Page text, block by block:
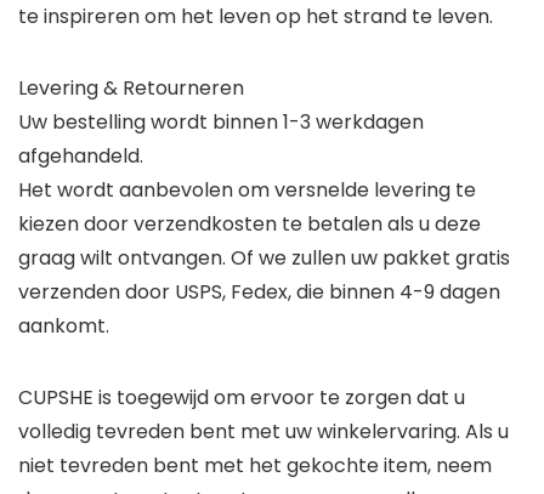
te inspireren om het leven op het strand te leven.
Levering & Retourneren
Uw bestelling wordt binnen 1-3 werkdagen
afgehandeld.
Het wordt aanbevolen om versnelde levering te
kiezen door verzendkosten te betalen als u deze
graag wilt ontvangen. Of we zullen uw pakket gratis
verzenden door USPS, Fedex, die binnen 4-9 dagen
aankomt.
CUPSHE is toegewijd om ervoor te zorgen dat u
volledig tevreden bent met uw winkelervaring. Als u
niet tevreden bent met het gekochte item, neem